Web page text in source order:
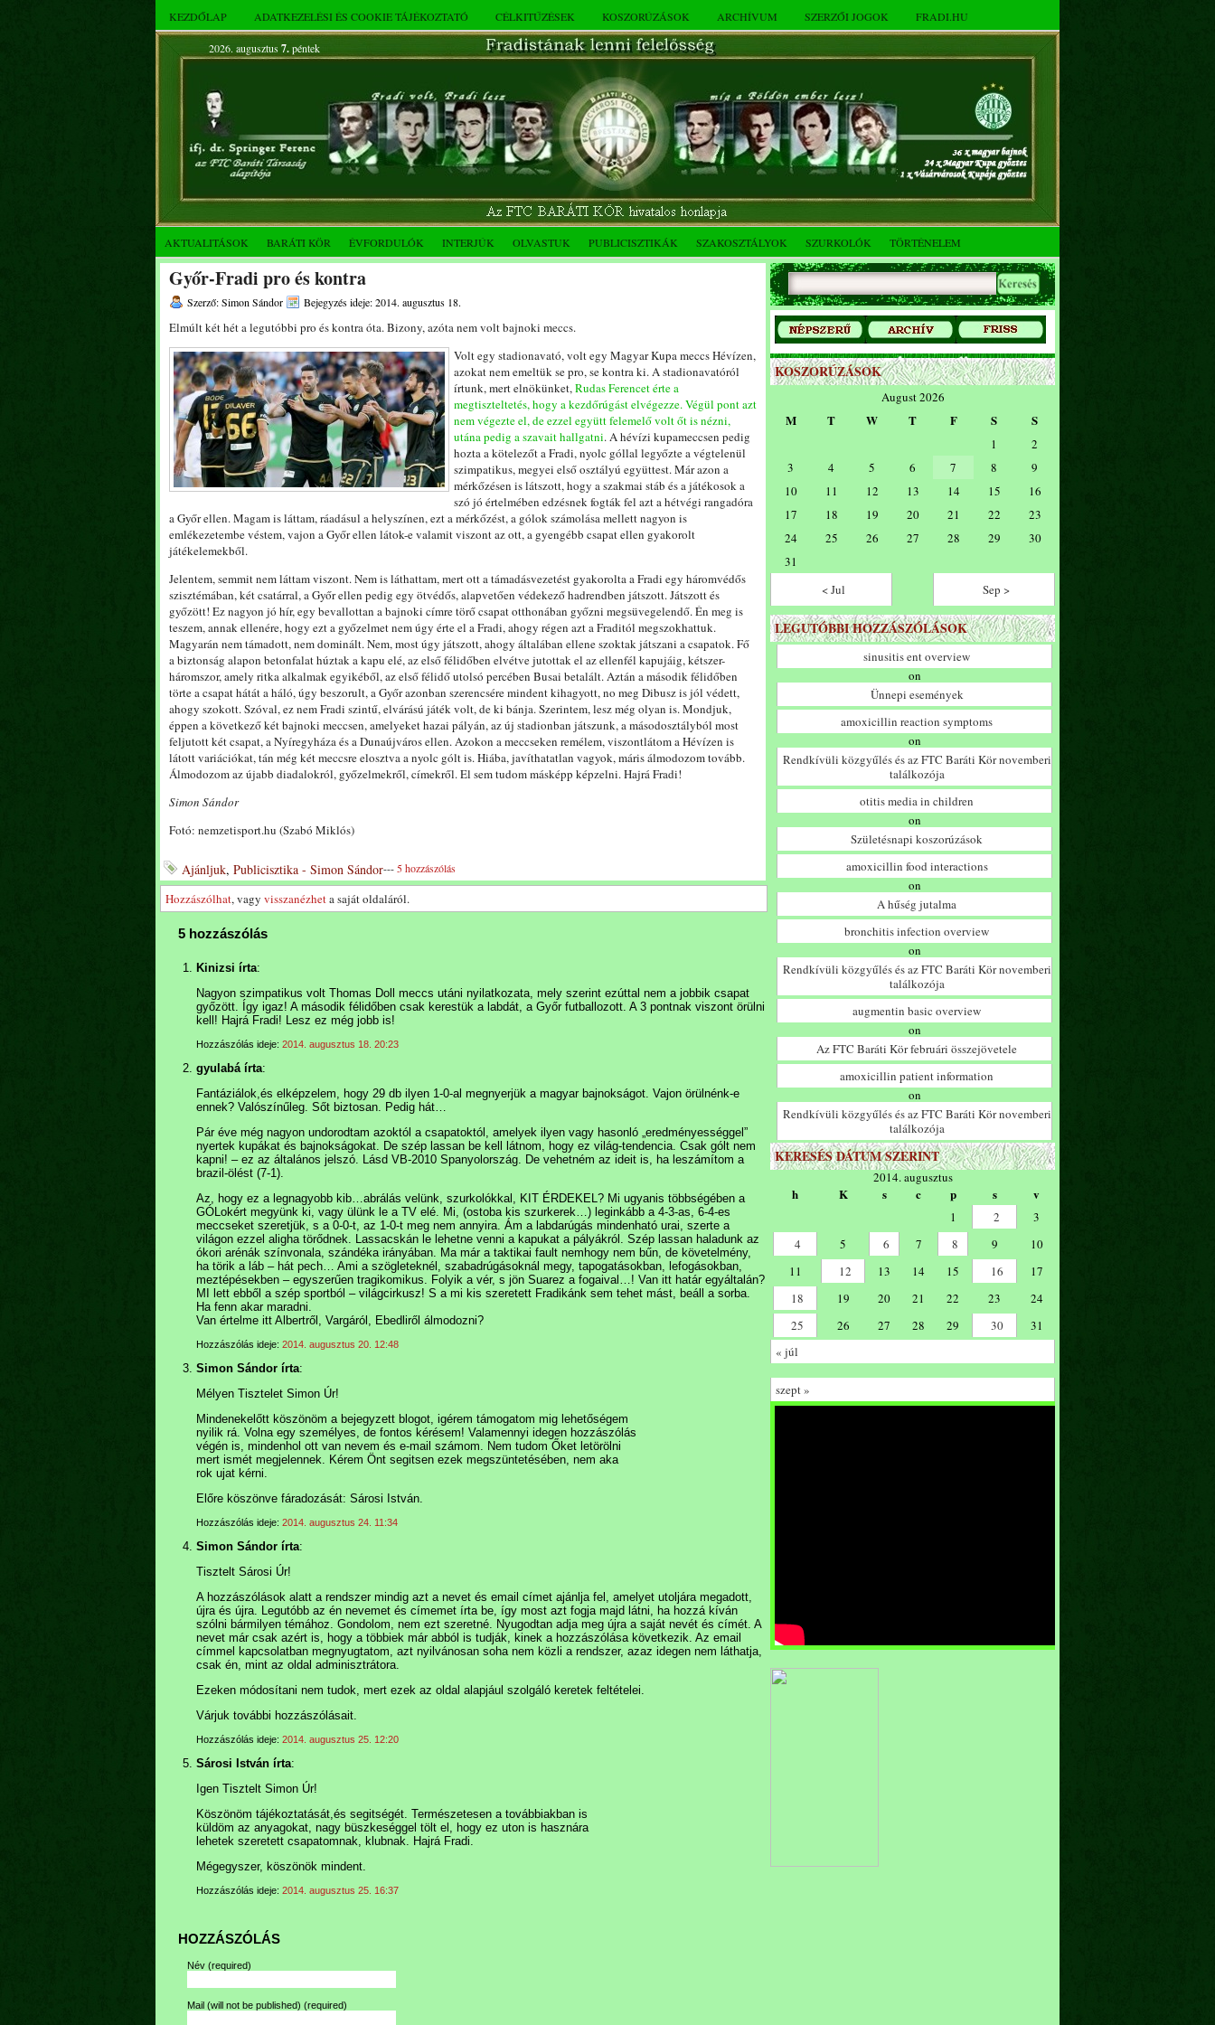
KEZDŐLAP ADATKEZELÉSI ÉS COOKIE TÁJÉKOZTATÓ CÉLKITŰZÉSEK KOSZORÚZÁSOK ARCHÍVUM SZERZŐI JOGOK FRADI.HU
2026. augusztus 7.péntek
AKTUALITÁSOK BARÁTI KÖR ÉVFORDULÓK INTERJÚK OLVASTUK PUBLICISZTIKÁK SZAKOSZTÁLYOK SZURKOLÓK TÖRTÉNELEM
Győr-Fradi pro és kontra
Szerző: Simon Sándor Bejegyzés ideje: 2014. augusztus 18.
Elmúlt két hét a legutóbbi pro és kontra óta. Bizony, azóta nem volt bajnoki meccs.
Volt egy stadionavató, volt egy Magyar Kupa meccs Hévízen,
azokat nem emeltük se pro, se kontra ki. A stadionavatóról
írtunk, mert elnökünket,Rudas Ferencet érte a
megtiszteltetés, hogy a kezdőrúgást elvégezze. Végül pont azt
nem végezte el, de ezzel együtt felemelő volt őt is nézni,
utána pedig a szavait hallgatni. A hévízi kupameccsen pedig
hozta a kötelezőt a Fradi, nyolc góllal legyőzte a végtelenül
szimpatikus, megyei első osztályú együttest. Már azon a
mérkőzésen is látszott, hogy a szakmai stáb és a játékosok a
szó jó értelmében edzésnek fogták fel azt a hétvégi rangadóra
a Győr ellen. Magam is láttam, ráadásul a helyszínen, ezt a mérkőzést, a gólok számolása mellett nagyon is
emlékezetembe véstem, vajon a Győr ellen látok-e valamit viszont az ott, a gyengébb csapat ellen gyakorolt
játékelemekből.
Jelentem, semmit nem láttam viszont. Nem is láthattam, mert ott a támadásvezetést gyakorolta a Fradi egy háromvédős
szisztémában, két csatárral, a Győr ellen pedig egy ötvédős, alapvetően védekező hadrendben játszott. Játszott és
győzött! Ez nagyon jó hír, egy bevallottan a bajnoki címre törő csapat otthonában győzni megsüvegelendő. Én meg is
teszem, annak ellenére, hogy ezt a győzelmet nem úgy érte el a Fradi, ahogy régen azt a Fraditól megszokhattuk.
Magyarán nem támadott, nem dominált. Nem, most úgy játszott, ahogy általában ellene szoktak játszani a csapatok. Fő
a biztonság alapon betonfalat húztak a kapu elé, az első félidőben elvétve jutottak el az ellenfél kapujáig, kétszer-
háromszor, amely ritka alkalmak egyikéből, az első félidő utolsó percében Busai betalált. Aztán a második félidőben
törte a csapat hátát a háló, úgy beszorult, a Győr azonban szerencsére mindent kihagyott, no meg Dibusz is jól védett,
ahogy szokott. Szóval, ez nem Fradi szintű, elvárású játék volt, de ki bánja. Szerintem, lesz még olyan is. Mondjuk,
éppen a következő két bajnoki meccsen, amelyeket hazai pályán, az új stadionban játszunk, a másodosztályból most
feljutott két csapat, a Nyíregyháza és a Dunaújváros ellen. Azokon a meccseken remélem, viszontlátom a Hévízen is
látott variációkat, tán még két meccsre elosztva a nyolc gólt is. Hiába, javíthatatlan vagyok, máris álmodozom tovább.
Álmodozom az újabb diadalokról, győzelmekről, címekről. El sem tudom másképp képzelni. Hajrá Fradi!
Simon Sándor
Fotó: nemzetisport.hu (Szabó Miklós)
Ajánljuk, Publicisztika - Simon Sándor--- 5 hozzászólás
Hozzászólhat, vagy visszanézheta saját oldaláról.
5 hozzászólás
Kinizsi írta:
Nagyon szimpatikus volt Thomas Doll meccs utáni nyilatkozata, mely szerint ezúttal nem a jobbik csapat
győzött. Így igaz! A második félidőben csak kerestük a labdát, a Győr futballozott. A 3 pontnak viszont örülni
kell! Hajrá Fradi! Lesz ez még jobb is!
Hozzászólás ideje: 2014. augusztus 18. 20:23
gyulabá írta:
Fantáziálok,és elképzelem, hogy 29 db ilyen 1-0-al megnyerjük a magyar bajnokságot. Vajon örülnénk-e
ennek? Valószínűleg. Sőt biztosan. Pedig hát…
Pár éve még nagyon undorodtam azoktól a csapatoktól, amelyek ilyen vagy hasonló „eredményességgel”
nyertek kupákat és bajnokságokat. De szép lassan be kell látnom, hogy ez világ-tendencia. Csak gólt nem
kapni! – ez az általános jelszó. Lásd VB-2010 Spanyolország. De vehetném az ideit is, ha leszámítom a
brazil-ölést (7-1).
Az, hogy ez a legnagyobb kib…abrálás velünk, szurkolókkal, KIT ÉRDEKEL? Mi ugyanis többségében a
GÓLokért megyünk ki, vagy ülünk le a TV elé. Mi, (ostoba kis szurkerek…) leginkább a 4-3-as, 6-4-es
meccseket szeretjük, s a 0-0-t, az 1-0-t meg nem annyira. Ám a labdarúgás mindenható urai, szerte a
világon ezzel aligha törődnek. Lassacskán le lehetne venni a kapukat a pályákról. Szép lassan haladunk az
ókori arénák színvonala, szándéka irányában. Ma már a taktikai fault nemhogy nem bűn, de követelmény,
ha törik a láb – hát pech… Ami a szögleteknél, szabadrúgásoknál megy, tapogatásokban, lefogásokban,
meztépésekben – egyszerűen tragikomikus. Folyik a vér, s jön Suarez a fogaival…! Van itt határ egyáltalán?
MI lett ebből a szép sportból – világcirkusz! S a mi kis szeretett Fradikánk sem tehet mást, beáll a sorba.
Ha fenn akar maradni.
Van értelme itt Albertről, Vargáról, Ebedliről álmodozni?
Hozzászólás ideje: 2014. augusztus 20. 12:48
Simon Sándor írta:
Mélyen Tisztelet Simon Úr!
Mindenekelőtt köszönöm a bejegyzett blogot, igérem támogatom mig lehetőségem
nyilik rá. Volna egy személyes, de fontos kérésem! Valamennyi idegen hozzászólás
végén is, mindenhol ott van nevem és e-mail számom. Nem tudom Őket letörölni
mert ismét megjelennek. Kérem Önt segitsen ezek megszüntetésében, nem aka
rok ujat kérni.
Előre köszönve fáradozását: Sárosi István.
Hozzászólás ideje: 2014. augusztus 24. 11:34
Simon Sándor írta:
Tisztelt Sárosi Úr!
A hozzászólások alatt a rendszer mindig azt a nevet és email címet ajánlja fel, amelyet utoljára megadott,
újra és újra. Legutóbb az én nevemet és címemet írta be, így most azt fogja majd látni, ha hozzá kíván
szólni bármilyen témához. Gondolom, nem ezt szeretné. Nyugodtan adja meg újra a saját nevét és címét. A
nevet már csak azért is, hogy a többiek már abból is tudják, kinek a hozzászólása következik. Az email
címmel kapcsolatban megnyugtatom, azt nyilvánosan soha nem közli a rendszer, azaz idegen nem láthatja,
csak én, mint az oldal adminisztrátora.
Ezeken módosítani nem tudok, mert ezek az oldal alapjául szolgáló keretek feltételei.
Várjuk további hozzászólásait.
Hozzászólás ideje: 2014. augusztus 25. 12:20
Sárosi István írta:
Igen Tisztelt Simon Úr!
Köszönöm tájékoztatását,és segitségét. Természetesen a továbbiakban is
küldöm az anyagokat, nagy büszkeséggel tölt el, hogy ez uton is hasznára
lehetek szeretett csapatomnak, klubnak. Hajrá Fradi.
Mégegyszer, köszönök mindent.
Hozzászólás ideje: 2014. augusztus 25. 16:37
HOZZÁSZÓLÁS
Név (required)
Mail (will not be published) (required)
KOSZORÚZÁSOK
August 2026
M T W T F S S
1
2
3
4 5 6 7 8
9
10
11 12 13 14 15
16
17
18 19 20 21 22
23
24
25 26 27 28 29
30
31
< Jul
Sep >
LEGUTÓBBI HOZZÁSZÓLÁSOK
sinusitis ent overview
on
Ünnepi események
amoxicillin reaction symptoms
on
Rendkívüli közgyűlés és az FTC Baráti Kör novemberi
találkozója
otitis media in children
on
Születésnapi koszorúzások
amoxicillin food interactions
on
A hűség jutalma
bronchitis infection overview
on
Rendkívüli közgyűlés és az FTC Baráti Kör novemberi
találkozója
augmentin basic overview
on
Az FTC Baráti Kör februári összejövetele
amoxicillin patient information
on
Rendkívüli közgyűlés és az FTC Baráti Kör novemberi
találkozója
KERESÉS DÁTUM SZERINT
2014. augusztus
h K s c p s v
1 2
3
4
5 6 7 8 9
10
11
12 13 14 15 16
17
18
19 20 21 22 23
24
25
26 27 28 29 30
31
« júl
szept »